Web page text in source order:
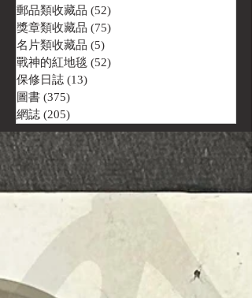
郵品類收藏品 (52)
獎章類收藏品 (75)
名片類收藏品 (5)
戰神的紅地毯 (52)
保修日誌 (13)
圖書 (375)
網誌 (205)